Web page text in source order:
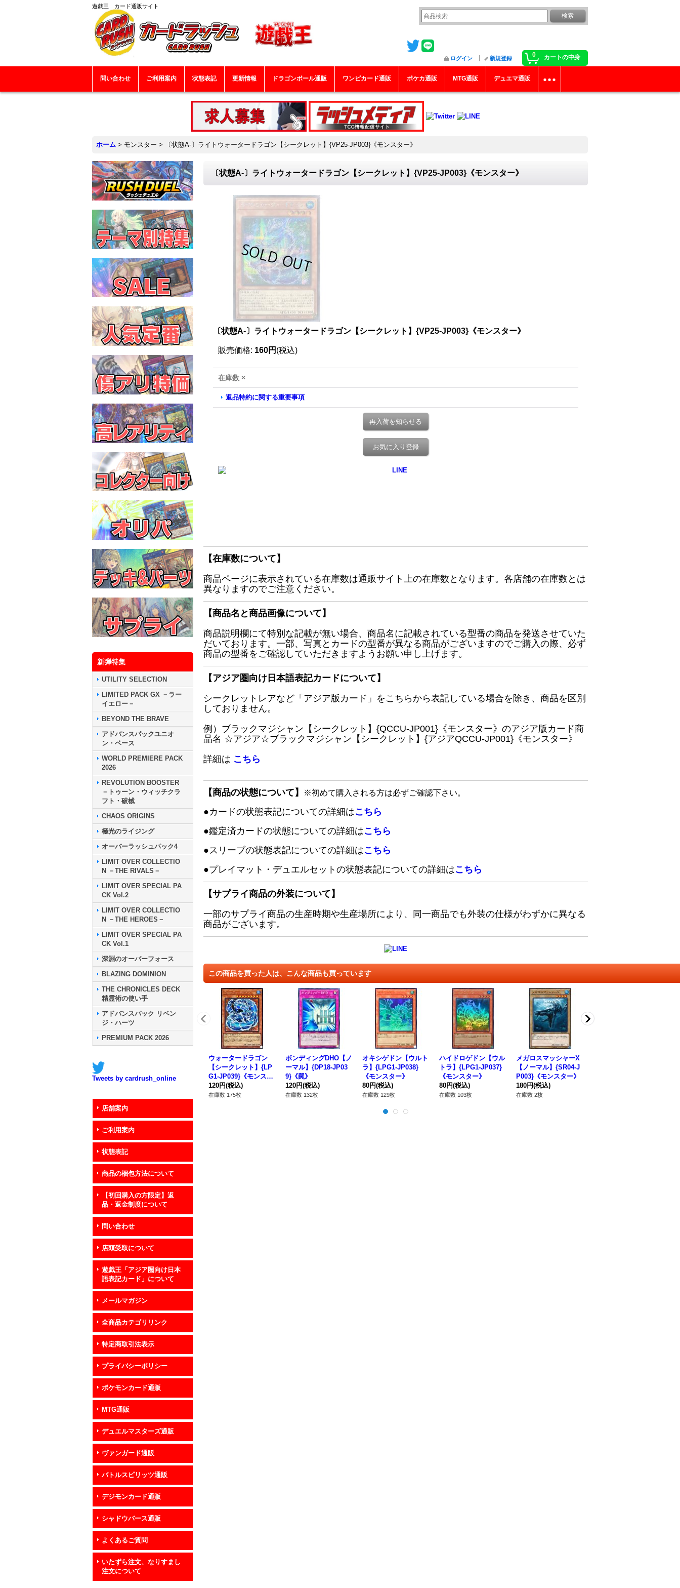
遊戯王 カード通販サイト
0 カートの中身
ログイン 新規登録
問い合わせ ご利用案内 状態表記 更新情報 ドラゴンボール通販 ワンピカード通販 ポケカ通販 MTG通販 デュエマ通販
ホーム > モンスター > 〔状態A-〕ライトウォータードラゴン【シークレット】{VP25-JP003}《モンスター》
新弾特集
UTILITY SELECTION
LIMITED PACK GX －ラー
イエロー－
BEYOND THE BRAVE
アドバンスパックユニオ
ン・ベース
WORLD PREMIERE PACK
2026
REVOLUTION BOOSTER
－トゥーン・ウィッチクラ
フト・破械
CHAOS ORIGINS
極光のライジング
オーバーラッシュパック4
LIMIT OVER COLLECTIO
N －THE RIVALS－
LIMIT OVER SPECIAL PA
CK Vol.2
LIMIT OVER COLLECTIO
N －THE HEROES－
LIMIT OVER SPECIAL PA
CK Vol.1
深淵のオーバーフォース
BLAZING DOMINION
THE CHRONICLES DECK
精霊術の使い手
アドバンスパック リベン
ジ・ハーツ
PREMIUM PACK 2026
Tweets by cardrush_online
店舗案内
ご利用案内
状態表記
商品の梱包方法について
【初回購入の方限定】返
品・返金制度について
問い合わせ
店頭受取について
遊戯王「アジア圏向け日本
語表記カード」について
メールマガジン
全商品カテゴリリンク
特定商取引法表示
プライバシーポリシー
ポケモンカード通販
MTG通販
デュエルマスターズ通販
ヴァンガード通販
バトルスピリッツ通販
デジモンカード通販
シャドウバース通販
よくあるご質問
いたずら注文、なりすまし
注文について
〔状態A-〕ライトウォータードラゴン【シークレット】{VP25-JP003}《モンスター》
〔状態A-〕ライトウォータードラゴン【シークレット】{VP25-JP003}《モンスター》
販売価格: 160円 (税込)
在庫数 ×
返品特約に関する重要事項
再入荷を知らせる
お気に入り登録
【在庫数について】
商品ページに表示されている在庫数は通販サイト上の在庫数となります。各店舗の在庫数とは
異なりますのでご注意ください。
【商品名と商品画像について】
商品説明欄にて特別な記載が無い場合、商品名に記載されている型番の商品を発送させていた
だいております。一部、写真とカードの型番が異なる商品がございますのでご購入の際、必ず
商品の型番をご確認していただきますようお願い申し上げます。
【アジア圏向け日本語表記カードについて】
シークレットレアなど「アジア版カード」をこちらから表記している場合を除き、商品を区別
しておりません。
例）ブラックマジシャン【シークレット】{QCCU-JP001}《モンスター》のアジア版カード商
品名 ☆アジア☆ブラックマジシャン【シークレット】{アジアQCCU-JP001}《モンスター》
詳細は こちら
【商品の状態について】 ※初めて購入される方は必ずご確認下さい。
●カードの状態表記についての詳細はこちら
●鑑定済カードの状態についての詳細はこちら
●スリーブの状態表記についての詳細はこちら
●プレイマット・デュエルセットの状態表記についての詳細はこちら
【サプライ商品の外装について】
一部のサプライ商品の生産時期や生産場所により、同一商品でも外装の仕様がわずかに異なる
商品がございます。
この商品を買った人は、こんな商品も買っています
ウォータードラゴン
【シークレット】{LP
G1-JP039}《モンスタ
ー》
120円(税込)
在庫数 175枚
ボンディングDHO【ノ
ーマル】{DP18-JP03
9}《罠》
120円(税込)
在庫数 132枚
オキシゲドン【ウルト
ラ】{LPG1-JP038}
《モンスター》
80円(税込)
在庫数 129枚
ハイドロゲドン【ウル
トラ】{LPG1-JP037}
《モンスター》
80円(税込)
在庫数 103枚
メガロスマッシャーX
【ノーマル】{SR04-J
P003}《モンスター》
180円(税込)
在庫数 2枚